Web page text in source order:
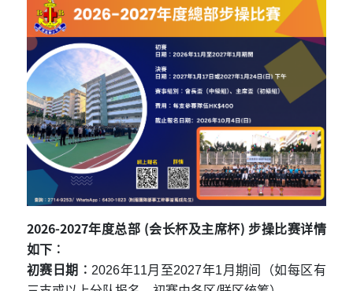
2026-2027年度总部 (会长杯及主席杯) 步操比赛详情
如下︰
初赛日期︰ 2026年11月至2027年1 月期间（如每区有